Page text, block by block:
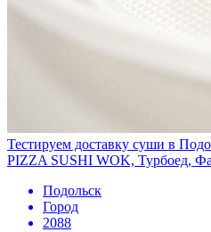
Тестируем доставку суши в
PIZZA SUSHI WOK, Турбоед,
Подольск
Город
2088